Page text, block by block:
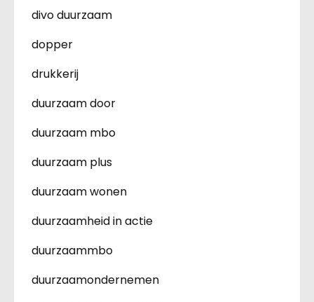
divo duurzaam
dopper
drukkerij
duurzaam door
duurzaam mbo
duurzaam plus
duurzaam wonen
duurzaamheid in actie
duurzaammbo
duurzaamondernemen